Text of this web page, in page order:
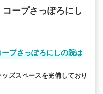
ープさっぽろにし
プさっぽろにしの院は
ズスペースを完備しており